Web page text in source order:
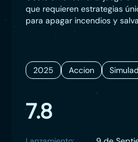
que requieren estrategias
para apagar incendios y
2025 Accion
7.8